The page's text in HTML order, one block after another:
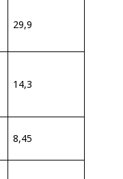
29,9
14,3
8,45